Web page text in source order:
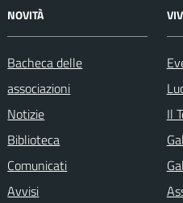
NOVITÀ
Bacheca delle
associazioni
Notizie
Biblioteca
Comunicati
Avvisi
Il